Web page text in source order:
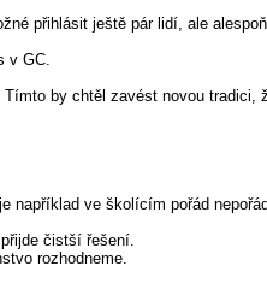
přihlásit ještě pár lidí, ale
v GC.
by chtěl zavést novou
ve školícím pořád
čistší řešení.
rozhodneme.